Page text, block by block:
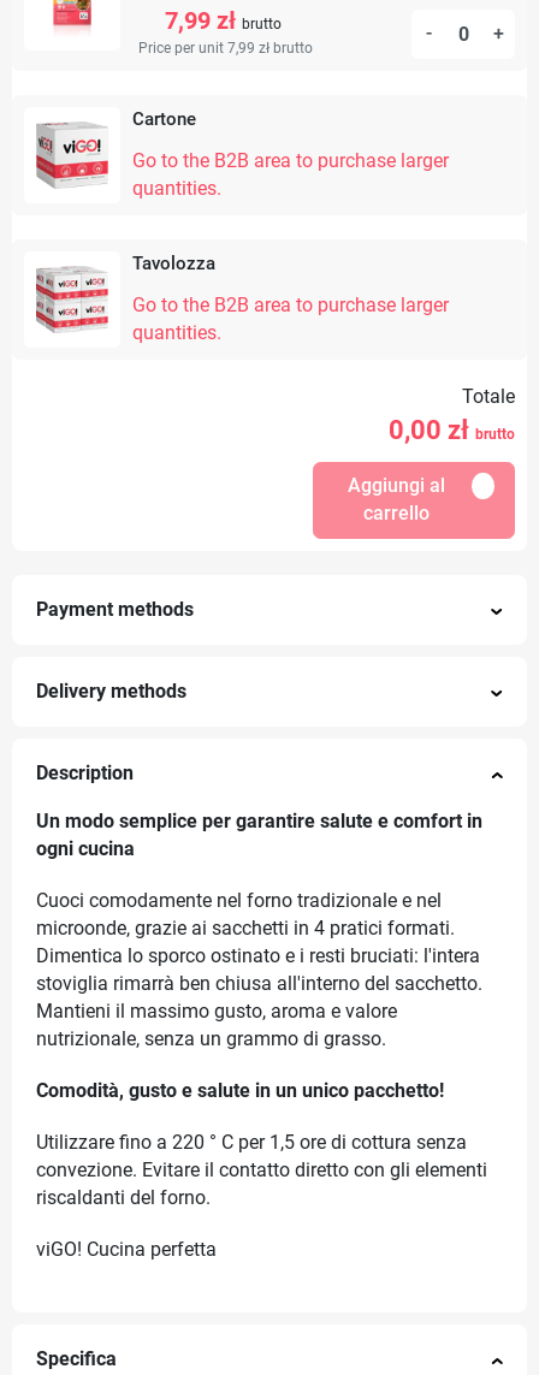
7,99 zł brutto
Price per unit 7,99 zł brutto
- +
Cartone
Go to the B2B area to purchase larger
quantities.
Tavolozza
Go to the B2B area to purchase larger
quantities.
Totale
0,00 zł brutto
Aggiungi al
carrello
Payment methods
Delivery methods
Description
Un modo semplice per garantire salute e comfort in
ogni cucina
Cuoci comodamente nel forno tradizionale e nel
microonde, grazie ai sacchetti in 4 pratici formati.
Dimentica lo sporco ostinato e i resti bruciati: l'intera
stoviglia rimarrà ben chiusa all'interno del sacchetto.
Mantieni il massimo gusto, aroma e valore
nutrizionale, senza un grammo di grasso.
Comodità, gusto e salute in un unico pacchetto!
Utilizzare fino a 220 ° C per 1,5 ore di cottura senza
convezione. Evitare il contatto diretto con gli elementi
riscaldanti del forno.
viGO! Cucina perfetta
Specifica